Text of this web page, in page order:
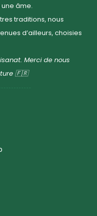
âme.
traditions, nous
d’ailleurs, choisies
Merci de nous
🇫🇷